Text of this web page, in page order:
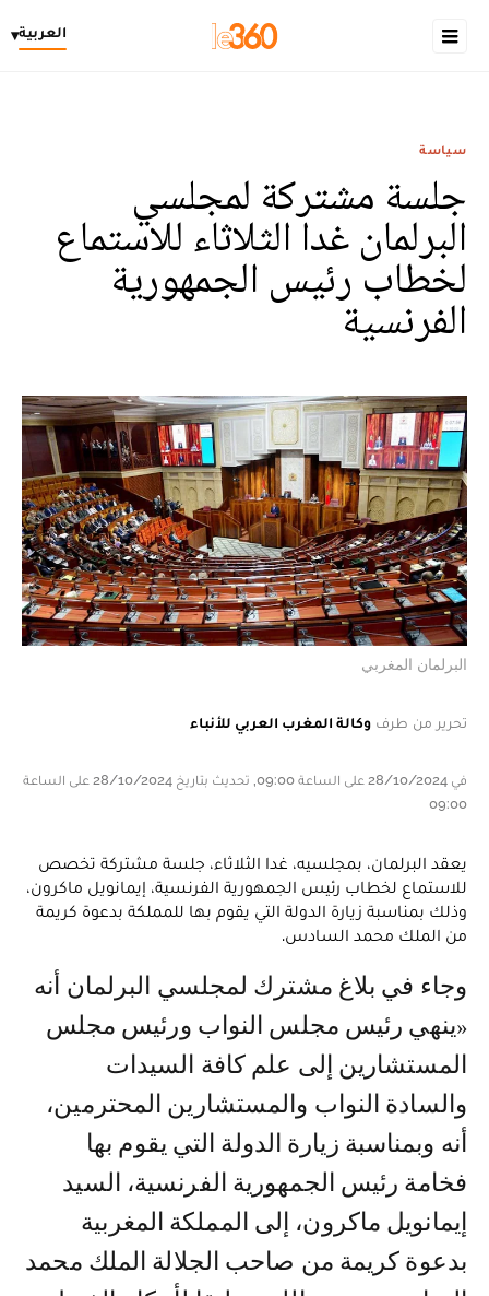
العربية▾
سياسة
جلسة مشتركة لمجلسي
البرلمان غدا الثلاثاء للاستماع
لخطاب رئيس الجمهورية
الفرنسية
البرلمان المغربي
تحرير من طرف وكالة المغرب العربي للأنباء
في 28/10/2024 على الساعة 09:00, تحديث بتاريخ 28/10/2024 على الساعة
09:00
يعقد البرلمان، بمجلسيه، غدا الثلاثاء، جلسة مشتركة تخصص
للاستماع لخطاب رئيس الجمهورية الفرنسية، إيمانويل ماكرون،
وذلك بمناسبة زيارة الدولة التي يقوم بها للمملكة بدعوة كريمة
من الملك محمد السادس.
وجاء في بلاغ مشترك لمجلسي البرلمان أنه
«ينهي رئيس مجلس النواب ورئيس مجلس
المستشارين إلى علم كافة السيدات
والسادة النواب والمستشارين المحترمين،
أنه وبمناسبة زيارة الدولة التي يقوم بها
فخامة رئيس الجمهورية الفرنسية، السيد
إيمانويل ماكرون، إلى المملكة المغربية
بدعوة كريمة من صاحب الجلالة الملك محمد